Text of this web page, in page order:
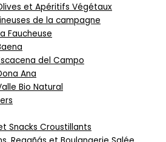
et Apéritifs Végétaux
de la campagne
Faucheuse
del Campo
Ana
Bio Natural
Snacks Croustillants